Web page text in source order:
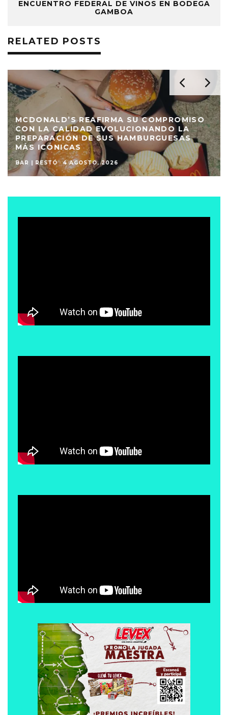
ENCUENTRO FEDERAL DE VINOS EN BODEGA
GAMBOA
RELATED POSTS
MCDONALD’S REAFIRMA SU COMPROMISO
CON LA CALIDAD EVOLUCIONANDO LA
PREPARACIÓN DE SUS HAMBURGUESAS
MÁS ICÓNICAS
BAR | RESTÓ · 4 AGOSTO, 2026